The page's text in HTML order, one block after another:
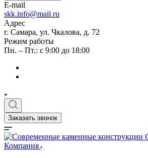
E-mail
skk.info@mail.ru
Адрес
г. Самара, ул. Чкалова, д. 72
Режим работы
Пн. – Пт.: с 9:00 до 18:00
Заказать звонок
Компания